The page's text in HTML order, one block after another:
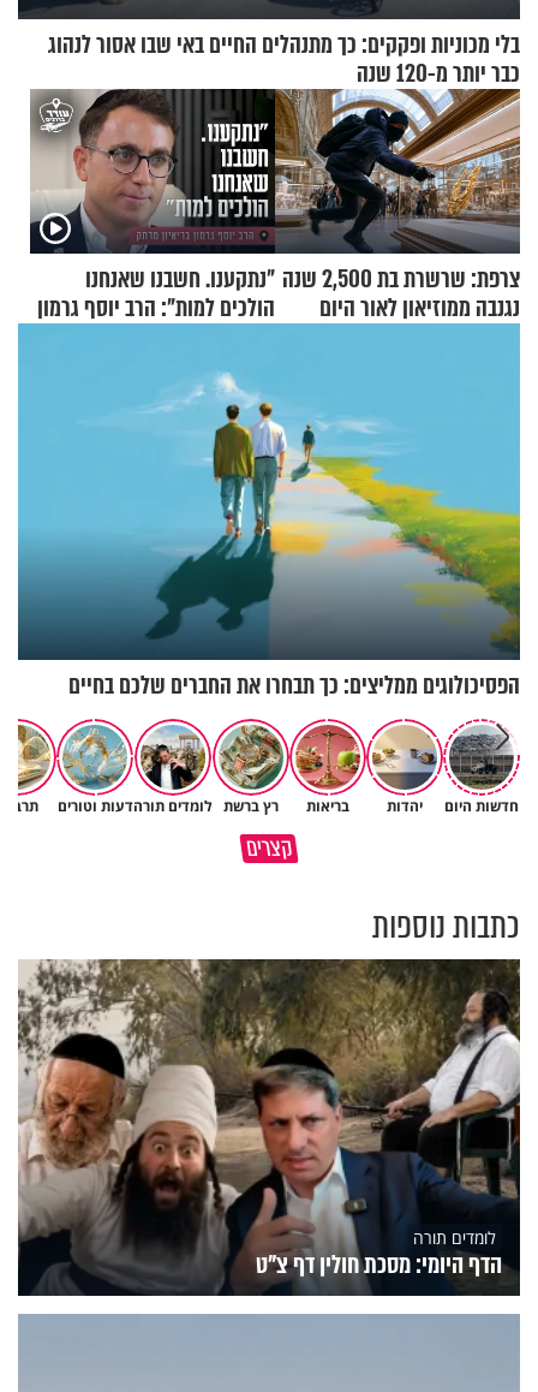
בלי מכוניות ופקקים: כך מתנהלים החיים באי שבו אסור לנהוג
כבר יותר מ-120 שנה
צרפת: שרשרת בת 2,500 שנה
נגנבה ממוזיאון לאור היום
"נתקענו. חשבנו שאנחנו
הולכים למות": הרב יוסף גרמון
הפסיכולוגים ממליצים: כך תבחרו את החברים שלכם בחיים
חדשות היום יהדות בריאות רץ ברשת לומדים תורהדעות וטורים
קצרים
כתבות נוספות
לומדים תורה
הדף היומי: מסכת חולין דף צ"ט